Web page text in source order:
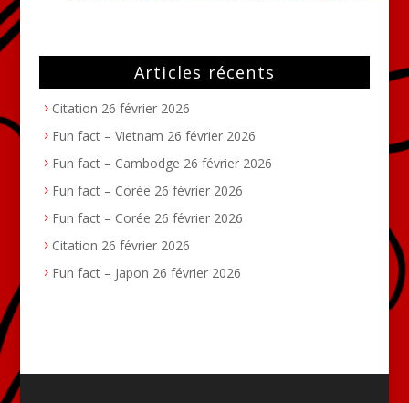
Articles récents
Citation 26 février 2026
Fun fact – Vietnam 26 février 2026
Fun fact – Cambodge 26 février 2026
Fun fact – Corée 26 février 2026
Fun fact – Corée 26 février 2026
Citation 26 février 2026
Fun fact – Japon 26 février 2026